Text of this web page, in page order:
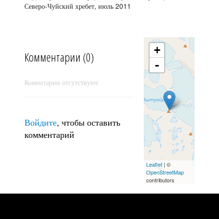
Северо-Чуйский хребет, июль 2011
Комментарии (0)
Коментарии отсутствуют
Войдите, чтобы оставить
комментарий
+
-
Leaflet| ©
OpenStreetMap
contributors